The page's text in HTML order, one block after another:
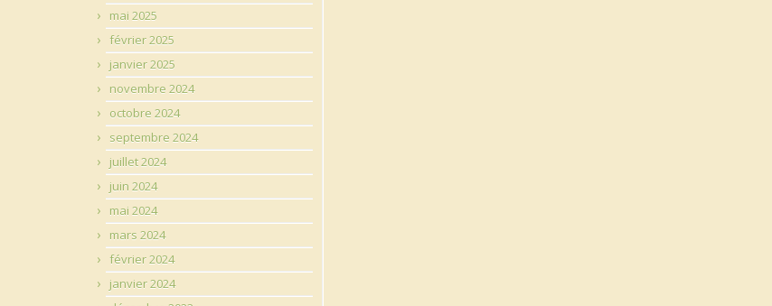
mai 2025
février 2025
janvier 2025
novembre 2024
octobre 2024
septembre 2024
juillet 2024
juin 2024
mai 2024
mars 2024
février 2024
janvier 2024